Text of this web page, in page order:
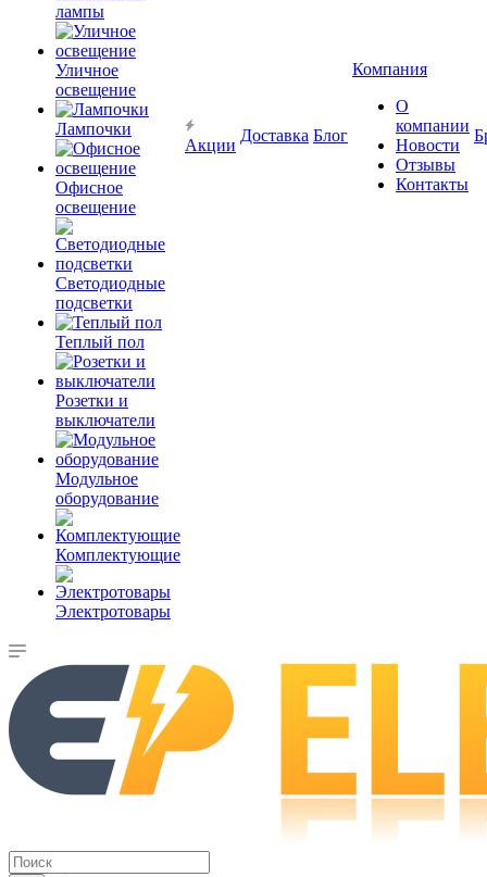
лампы
Уличное
освещение
Лампочки
Офисное
освещение
Светодиодные
подсветки
Теплый пол
Розетки и
выключатели
Модульное
оборудование
Комплектующие
Электротовары
Акции
Доставка Блог
Компания
О
компании
Новости
Отзывы
Контакты